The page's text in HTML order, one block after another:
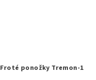
Froté ponožky Tremon-1